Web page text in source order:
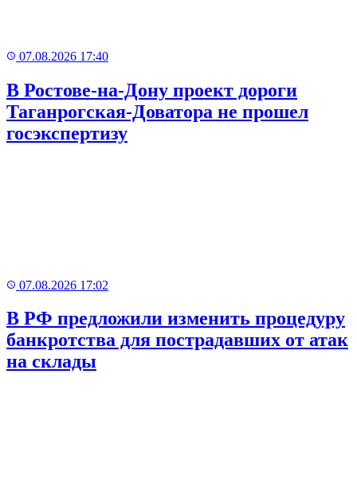
07.08.2026 17:40
В Ростове-на-Дону проект дороги
Таганрогская-Доватора не прошел
госэкспертизу
07.08.2026 17:02
В РФ предложили изменить процедуру
банкротства для пострадавших от атак
на склады